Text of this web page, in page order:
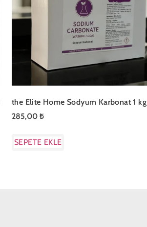
the Elite Home Sodyum Karbonat 1 kg
285,00 ₺
SEPETE EKLE